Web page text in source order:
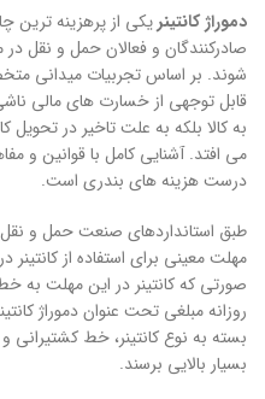
دموراژ کانتینریکی از پرهزینه ترین
صادرکنندگان و فعالان حمل و نقل
شوند. بر اساس تجربیات میدانی
قابل توجهی از خسارت های مالی
به کالا بلکه به علت تاخیر در تحویل
می افتد. آشنایی کامل با قوانین و
درست هزینه های بندری است.
طبق استانداردهای صنعت حمل و
مهلت معینی برای استفاده از کانتینر
صورتی که کانتینر در این مهلت به
روزانه مبلغی تحت عنوان دموراژ
بسته به نوع کانتینر، خط کشتیرانی
بسیار بالایی برسند.